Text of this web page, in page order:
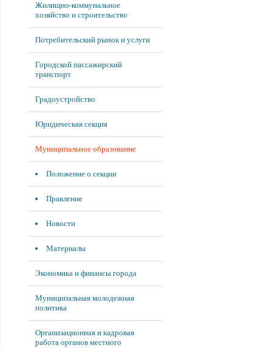
Жилищно-коммунальное
хозяйство и строительство
Потребительский рынок и услуги
Городской пассажирский
транспорт
Градоустройство
Юридическая секция
Муниципальное образование
Положение о секции
Правление
Новости
Материалы
Экономика и финансы города
Муниципальная молодежная
политика
Организационная и кадровая
работа органов местного